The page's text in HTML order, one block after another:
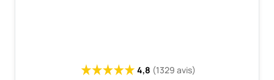
4,8 (1329 avis)